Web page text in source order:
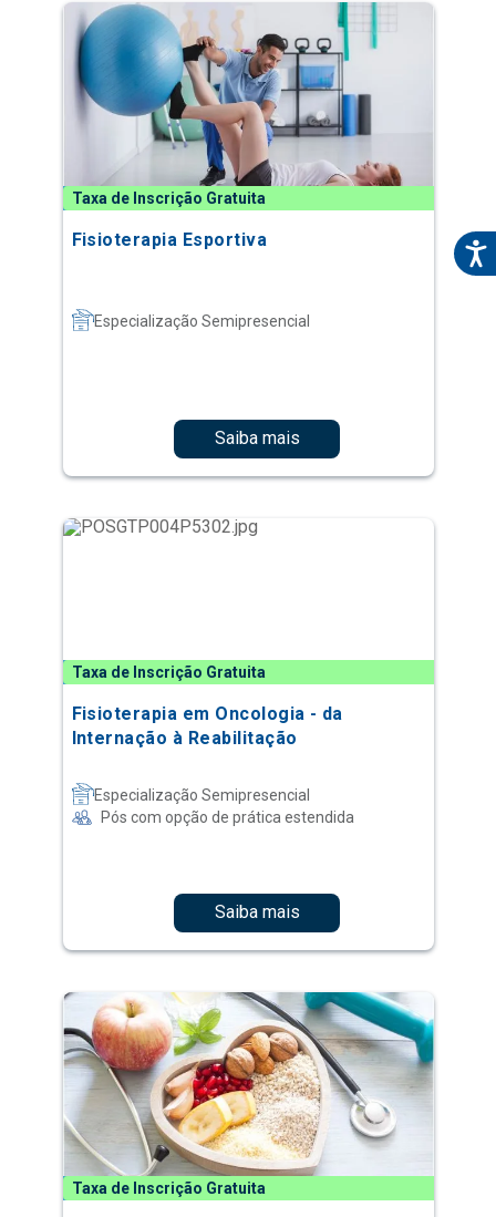
Taxa de Inscrição Gratuita
Fisioterapia Esportiva
Especialização Semipresencial
Saiba mais
Taxa de Inscrição Gratuita
Fisioterapia em Oncologia - da
Internação à Reabilitação
Especialização Semipresencial
Pós com opção de prática estendida
Saiba mais
Taxa de Inscrição Gratuita